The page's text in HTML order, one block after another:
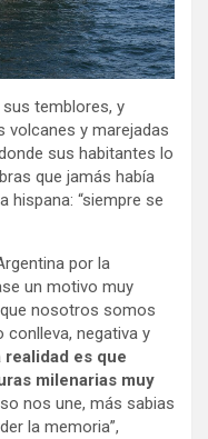
temblores, y
volcanes y marejadas
sus habitantes lo
que jamás había
hispana: “siempre se
por la
un motivo muy
nosotros somos
negativa y
realidad es que
milenarias muy
nos une, más sabias
la memoria”,